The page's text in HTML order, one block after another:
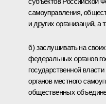
самоуправления,
и других организаций,
б) заслушивать на
федеральных органов
государственной
органов местного
общественных